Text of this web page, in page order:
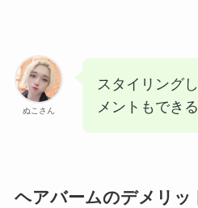
ぬこさん
スタイリング
メントもでき
ヘアバームのデメリッ